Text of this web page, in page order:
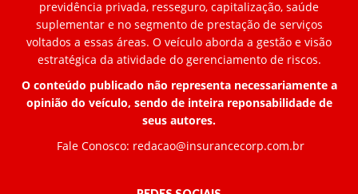
previdência privada, resseguro, capitalização, saúde
suplementar e no segmento de prestação de serviços
voltados a essas áreas. O veículo aborda a gestão e visão
estratégica da atividade do gerenciamento de riscos.
O conteúdo publicado não representa necessariamente a
opinião do veículo, sendo de inteira reponsabilidade de
seus autores.
Fale Conosco: redacao@insurancecorp.com.br